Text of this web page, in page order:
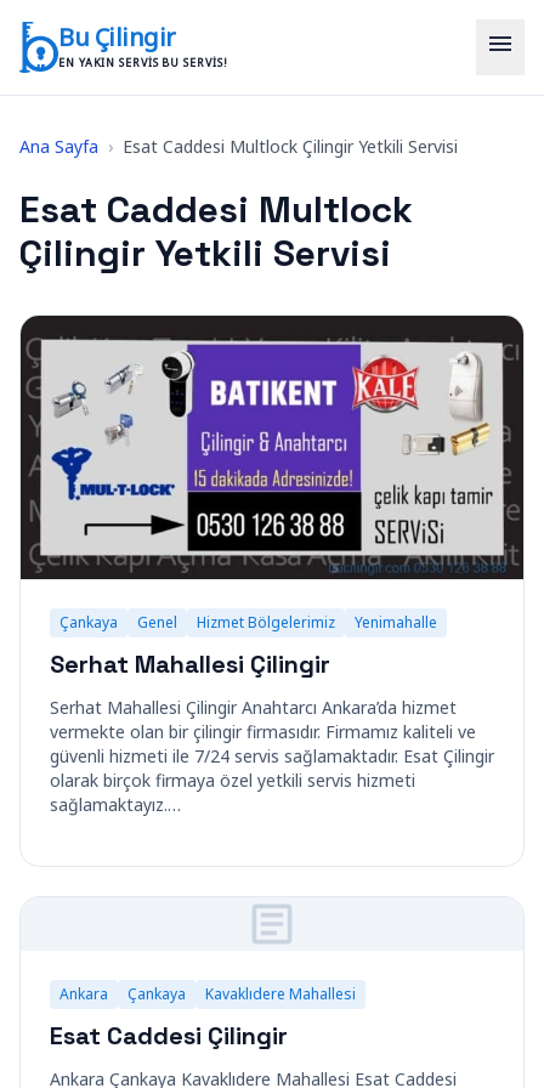
Bu Çilingir
EN YAKIN SERVIS BU SERVIS!
menu
Ana Sayfa › Esat Caddesi Multlock Çilingir Yetkili Servisi
Esat Caddesi Multlock
Çilingir Yetkili Servisi
Çankaya Genel Hizmet Bölgelerimiz Yenimahalle
Serhat Mahallesi Çilingir
Serhat Mahallesi Çilingir Anahtarcı Ankara’da hizmet
vermekte olan bir çilingir firmasıdır. Firmamız kaliteli ve
güvenli hizmeti ile 7/24 servis sağlamaktadır. Esat Çilingir
olarak birçok firmaya özel yetkili servis hizmeti
sağlamaktayız.…
Ankara Çankaya Kavaklıdere Mahallesi
Esat Caddesi Çilingir
Ankara Çankaya Kavaklıdere Mahallesi Esat Caddesi